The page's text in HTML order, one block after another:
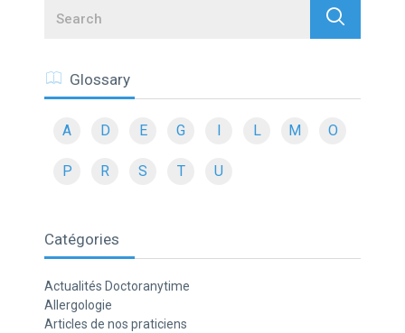
Search
Glossary
A D E G L M O
P R S T U
Catégories
Actualités Doctoranytime
Allergologie
Articles de nos praticiens